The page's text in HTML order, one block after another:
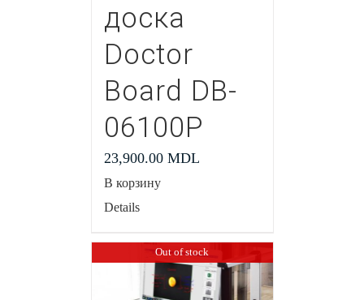
доска
Doctor
Board DB-
06100P
23,900.00 MDL
В корзину
Details
Out of stock